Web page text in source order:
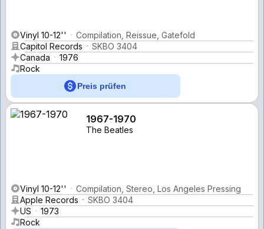
Vinyl 10-12''
Compilation, Reissue, Gatefold
Capitol Records
SKBO 3404
Canada
1976
Rock
Preis prüfen
1967-1970
The Beatles
Vinyl 10-12''
Compilation, Stereo, Los Angeles Pressing
Apple Records
SKBO 3404
US
1973
Rock